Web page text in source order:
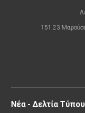
151 23
Νέα - Δελτία Τύπου